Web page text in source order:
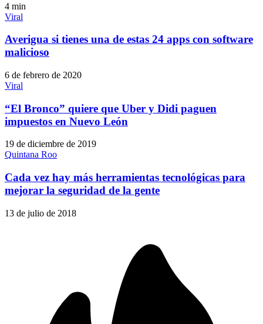
4 min
Viral
Averigua si tienes una de estas 24 apps con software
malicioso
6 de febrero de 2020
Viral
“El Bronco” quiere que Uber y Didi paguen
impuestos en Nuevo León
19 de diciembre de 2019
Quintana Roo
Cada vez hay más herramientas tecnológicas para
mejorar la seguridad de la gente
13 de julio de 2018